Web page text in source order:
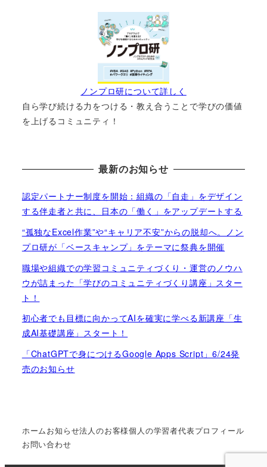
ノンプロ研について詳しく
自ら学び続ける力をつける・教え合うことで学びの価値
を上げるコミュニティ！
最新のお知らせ
認定パートナー制度を開始：組織の「自走」をデザイン
する伴走者と共に、日本の「働く」をアップデートする
“孤独なExcel作業”や“キャリア不安”からの脱却へ。ノン
プロ研が「ベースキャンプ」をテーマに祭典を開催
職場や組織での学習コミュニティづくり・運営のノウハ
ウが詰まった「学びのコミュニティづくり講座」スター
ト！
初心者でも目標に向かってAIを確実に学べる新講座「生
成AI基礎講座」スタート！
「ChatGPTで身につけるGoogle Apps Script」6/24発
売のお知らせ
ホームお知らせ法人のお客様個人の学習者代表プロフィール
お問い合わせ